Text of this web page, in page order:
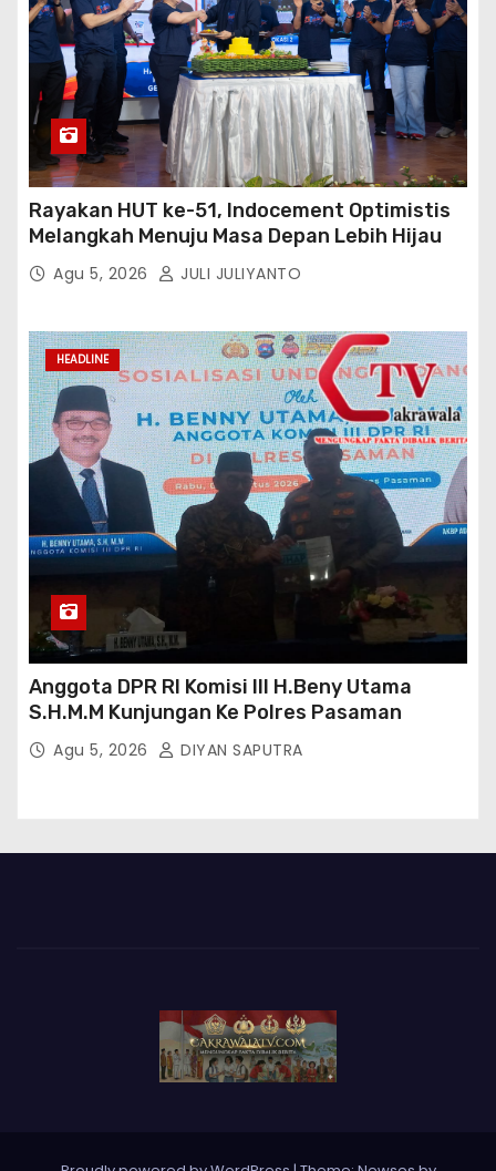
Rayakan HUT ke-51, Indocement Optimistis
Melangkah Menuju Masa Depan Lebih Hijau
Agu 5, 2026 JULI JULIYANTO
HEADLINE
Anggota DPR RI Komisi III H.Beny Utama
S.H.M.M Kunjungan Ke Polres Pasaman
Agu 5, 2026 DIYAN SAPUTRA